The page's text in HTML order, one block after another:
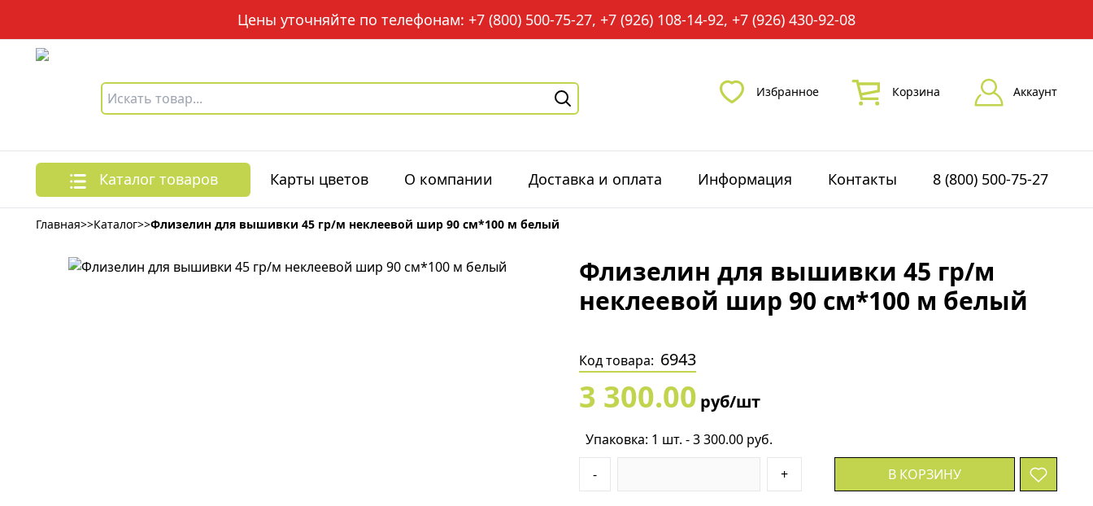
Цены уточняйте по телефонам: +7 (800) 500-75-27, +7 (926) 108-14-92, +7 (926) 430-92-08
Избранное Корзина Аккаунт
Каталог товаров Карты цветов О компании Доставка и оплата Информация Контакты 8 (800) 500-75-27
Главная>>Каталог>>Флизелин для вышивки 45 гр/м неклеевой шир 90 см*100 м белый
Флизелин для вышивки 45 гр/м
неклеевой шир 90 см*100 м белый
Код товара: 6943
3 300.00 руб/шт
Упаковка: 1 шт. - 3 300.00 руб.
-
+ В КОРЗИНУ